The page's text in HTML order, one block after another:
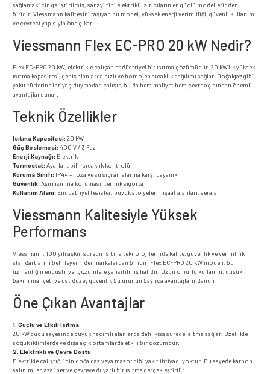
sağlamak için geliştirilmiş, sanayi tipi elektrikli ısıtıcıların en güçlü modellerinden
biridir. Viessmann kalitesini taşıyan bu model, yüksek enerji verimliliği, güvenli kullanım
ve çevreci yapısıyla öne çıkar.
Viessmann Flex EC-PRO 20 kW Nedir?
Flex EC-PRO 20 kW, elektrikle çalışan endüstriyel bir ısıtma çözümüdür. 20 kW’lık yüksek
ısıtma kapasitesi, geniş alanlarda hızlı ve homojen sıcaklık dağılımı sağlar. Doğalgaz gibi
yakıt türlerine ihtiyaç duymadan çalışır, bu da hem maliyet hem çevre açısından önemli
avantajlar sunar.
Teknik Özellikler
Isıtma Kapasitesi: 20 kW
Güç Beslemesi: 400 V / 3 Faz
Enerji Kaynağı: Elektrik
Termostat: Ayarlanabilir sıcaklık kontrolü
Koruma Sınıfı: IP44 – Toza ve su sıçramalarına karşı dayanıklı
Güvenlik: Aşırı ısınma koruması, termik sigorta
Kullanım Alanı: Endüstriyel tesisler, büyük atölyeler, inşaat alanları, seralar
Viessmann Kalitesiyle Yüksek
Performans
Viessmann, 100 yılı aşkın süredir ısıtma teknolojilerinde kalite, güvenlik ve verimlilik
standartlarını belirleyen lider markalardan biridir. Flex EC-PRO 20 kW modeli, bu
uzmanlığın endüstriyel çözümlere yansıtılmış halidir. Uzun ömürlü kullanım, düşük
bakım maliyeti ve üst düzey güvenlik bu ürünün başlıca avantajlarındandır.
Öne Çıkan Avantajlar
1. Güçlü ve Etkili Isıtma
20 kW gücü sayesinde büyük hacimli alanlarda dahi kısa sürede ısıtma sağlar. Özellikle
soğuk iklimlerde ve dışa açık ortamlarda etkili bir çözümdür.
2. Elektrikli ve Çevre Dostu
Elektrikle çalıştığı için doğalgaz veya mazot gibi yakıt ihtiyacı yoktur. Bu sayede karbon
salınımı en aza iner ve çevreye duyarlı bir ısıtma gerçekleştirilir.